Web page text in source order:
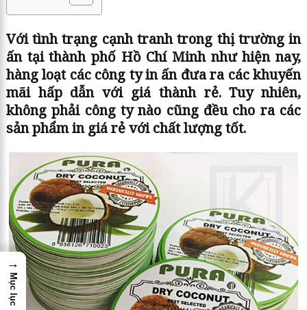
Với tình trạng cạnh tranh trong thị trường in
ấn tại thành phố Hồ Chí Minh như hiện nay,
hàng loạt các công ty in ấn đưa ra các khuyến
mãi hấp dẫn với giá thành rẻ. Tuy nhiên,
không phải công ty nào cũng đều cho ra các
sản phẩm in giá rẻ với chất lượng tốt.
→
Mục lục